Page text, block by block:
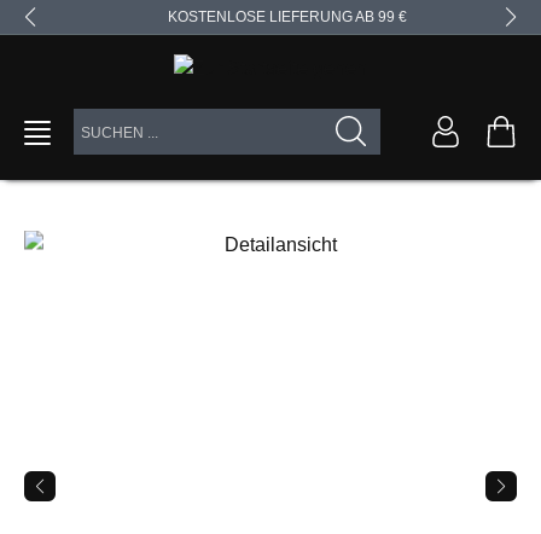
springen KOSTENLOSE LIEFERUNG AB 99 €